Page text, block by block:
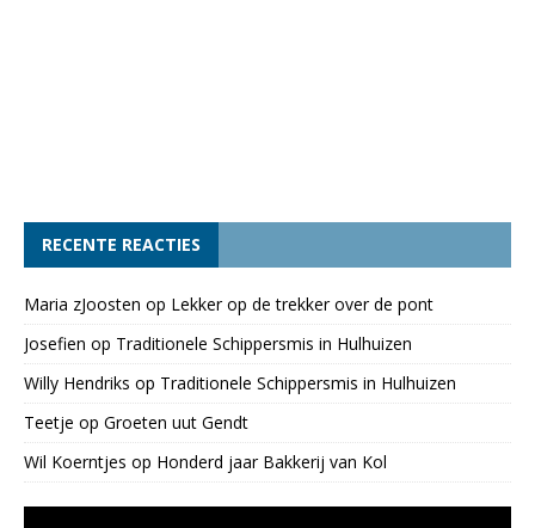
RECENTE REACTIES
Maria zJoosten op Lekker op de trekker over de pont
Josefien op Traditionele Schippersmis in Hulhuizen
Willy Hendriks op Traditionele Schippersmis in Hulhuizen
Teetje op Groeten uut Gendt
Wil Koerntjes op Honderd jaar Bakkerij van Kol